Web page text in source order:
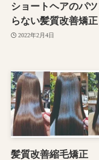
ショートヘアのパ
らない髪質改善矯正
2022年2月4日
髪質改善縮毛矯正